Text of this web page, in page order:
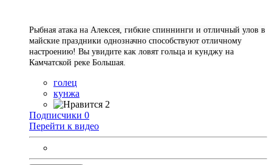
Рыбная атака на Алексея, гибкие спиннинги и отличный улов в
майские праздники однозначно способствуют отличному
настроению! Вы увидите как ловят гольца и кунджу на
Камчатской реке Большая.
голец
кунжа
2
Подписчики 0
Перейти к видео